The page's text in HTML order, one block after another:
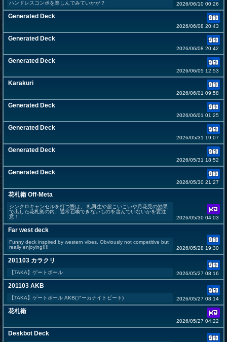
ハンドレスコンボを楽しんでみていかが？ 2026/06/10 00:26
Generated Deck
2026/06/08 20:43
Generated Deck
2026/06/08 20:42
Generated Deck
2026/06/05 12:53
Karakuri
2026/06/01 09:58
Generated Deck
2026/06/01 01:25
Generated Deck
2026/05/31 19:07
Generated Deck
2026/05/31 18:52
Generated Deck
2026/05/30 21:27
花札衛 Off-Meta
シンクロキャンセルを打つ際は、 札再生や超こいこいや月花見の効果
で出した花札衛の内、通常召喚できないものを含んでいないかを要注
意！
2026/05/30 04:03
Far west deck
Funny deck inspired by western vibes. Obviously not competitive but
really enjoying!!!!
2026/05/28 19:30
201103 カラクリ
【TAKA】ゲートボール 2026/05/27 08:16
201103 AKB
【TAKA】ゲートボール AKB(アーカナイトビート) 2026/05/27 08:14
花札衛
2026/05/27 04:22
Deskbot Deck